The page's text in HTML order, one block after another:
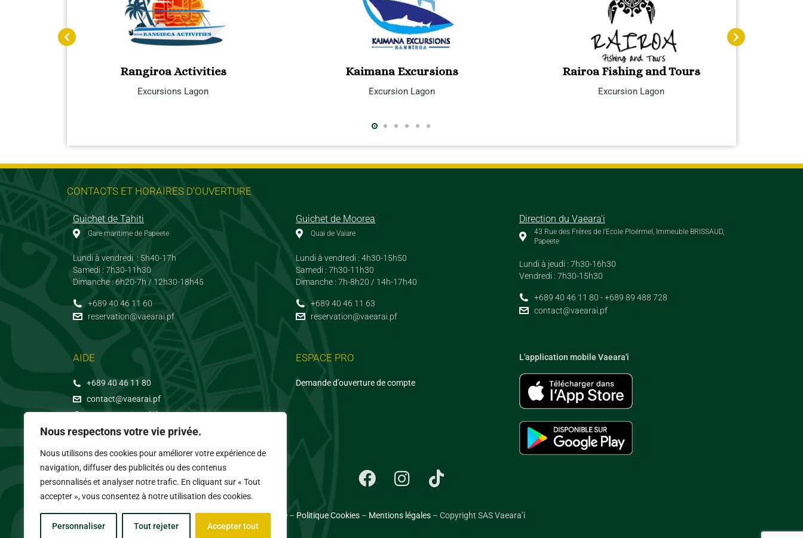
Nous respectons votre vie privée.
Nous utilisons des cookies pour améliorer votre expérience de
navigation, diffuser des publicités ou des contenus
personnalisés et analyser notre trafic. En cliquant sur « Tout
accepter », vous consentez à notre utilisation des cookies.
Personnaliser Tout rejeter Accepter tout
Rangiroa Activities
Excursions Lagon
Kaimana Excursions
Excursion Lagon
Rairoa Fishing and Tours
Excursion Lagon
CONTACTS ET HORAIRES D'OUVERTURE
Guichet de Tahiti
Gare maritime de Papeete
Lundi à vendredi : 5h40-17h
Samedi : 7h30-11h30
Dimanche : 6h20-7h / 12h30-18h45
+689 40 46 11 60
reservation@vaearai.pf
Guichet de Moorea
Quai de Vaiare
Lundi à vendredi : 4h30-15h50
Samedi : 7h30-11h30
Dimanche : 7h-8h20 / 14h-17h40
+689 40 46 11 63
reservation@vaearai.pf
Direction du Vaeara'i
43 Rue des Frères de l'Ecole Ploërmel, Immeuble BRISSAUD,
Papeete
Lundi à jeudi : 7h30-16h30
Vendredi : 7h30-15h30
+689 40 46 11 80 - +689 89 488 728
contact@vaearai.pf
AIDE
+689 40 46 11 80
contact@vaearai.pf
FAQ - Questions fréquentes
ESPACE PRO
Demande d’ouverture de compte
L'application mobile Vaeara'i
Conditions Générales de Vente–Politique de Confidentialité – Politique Cookies – Mentions légales – Copyright SAS Vaeara’i